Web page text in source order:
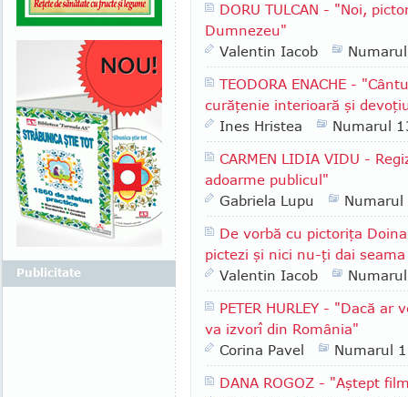
DORU TULCAN - "Noi,
Dumnezeu"
Valentin Iacob
TEODORA ENACHE -
curăţenie interioară şi
Ines Hristea
Numarul
CARMEN LIDIA VIDU -
adoarme publicul"
Gabriela Lupu
De vorbă cu pictoriţa
pictezi şi nici nu-ţi dai
Valentin Iacob
PETER HURLEY - "Dacă
va izvorî din România"
Corina Pavel
Numarul
DANA ROGOZ - "Aştept
Publicitate